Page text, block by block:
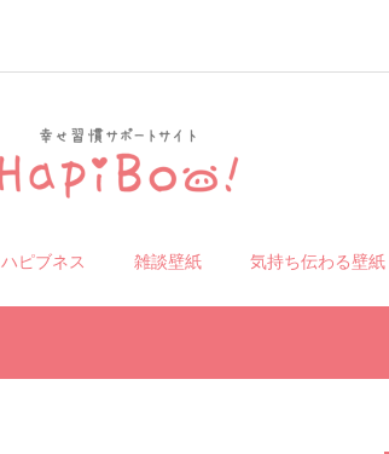
ハピブネス 雑談壁紙 気持ち伝わる壁紙